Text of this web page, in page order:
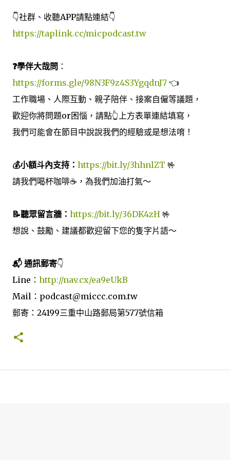
👇社群、收聽APP請點連結👇
https://taplink.cc/micpodcast.tw
❓學伴大哉問 ：
https://forms.gle/98N3F9z4S3YgqdnJ7 👈
工作職場、人際互動、親子陪伴、接案自僱等議題，
歡迎你將問題or困惱，請點👆上方表單連結填寫，
我們可能會在節目中說說我們的經驗或是想法唷！
💰小額斗內支持： https://bit.ly/3hhnlZT 🤟
請我們喝杯咖啡☕️，為我們加油打氣～
📝聽眾留言牆： https://bit.ly/36DK4zH 🤟
想說、鼓勵、建議都歡迎留下您的隻字片語～
📬 通訊郵寄👇
Line： http://nav.cx/ea9eUkB
Mail：podcast@miccc.com.tw
郵寄：24199三重中山路郵局第577號信箱